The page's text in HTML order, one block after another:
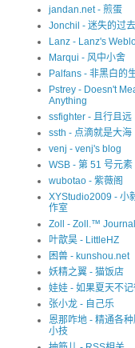
jandan.net - 煎蛋
Jonchil - 迷失的过去
Lanz - Lanz's
Marqui - 风中小舍
Palfans - 非黑白的
Pstrey - Doesn't
Anything
ssfighter - 且行且远
ssth - 点滴就是大海
venj - venj's blog
WSB - 第 51 号元素
wubotao - 紫薇阁
XYStudio2009 - 小
作室
Zoll - Zoll.™ Journal
叶歆昊 - LittleHZ
困兽 - kunshou.net
妖精之翼 - 猫饭店
娃娃 - 如果夏天不
张小龙 - 自己乐
恩那咋地 - 精通各种
小技